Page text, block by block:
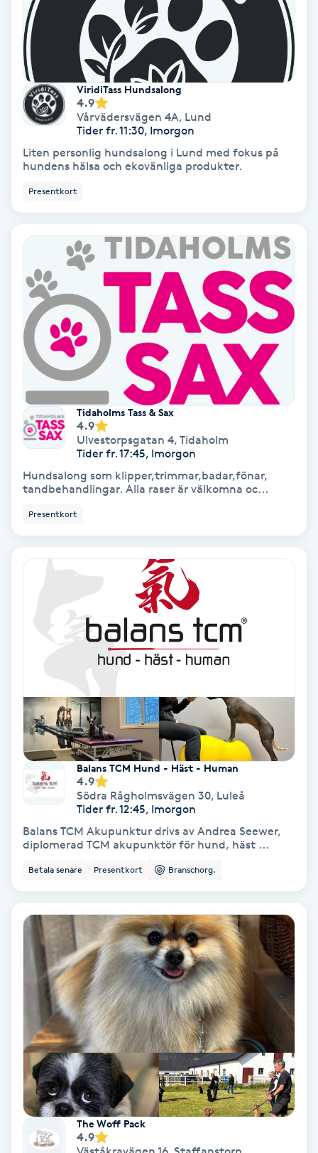
Japansk massage
K18
Kinesisk medicin
Kiropraktik
Klangmassage
Klippning
Klippning & Slingor
Kostrådgivning
Kroppsinpackning
Kroppspeeling
Käkledsbehandling
Kärlbehandling
Laserbehandling
Lashlift Keratin
LED-ljusterapi
Liktornar
LPG-behandling
LPG-massage
Luggklippning
ViridiTass Hundsalong
4.9
Vårvädersvägen 4A, Lund
Tider fr. 11:30, Imorgon
Liten personlig hundsalong i Lund med fokus på
hundens hälsa och ekovänliga produkter.
Presentkort
Tidaholms Tass & Sax
4.9
Ulvestorpsgatan 4, Tidaholm
Tider fr. 17:45, Imorgon
Hundsalong som klipper,trimmar,badar,fönar,
tandbehandlingar. Alla raser är välkomna oc...
Presentkort
Balans TCM Hund - Häst - Human
4.9
Södra Rågholmsvägen 30, Luleå
Tider fr. 12:45, Imorgon
Balans TCM Akupunktur drivs av Andrea Seewer,
diplomerad TCM akupunktör för hund, häst ...
Betala senare Presentkort Branschorg.
The Woff Pack
4.9